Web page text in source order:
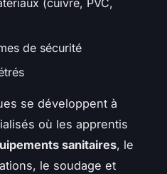
(cuivre, PVC,
de sécurité
se développent à
où les apprentis
sanitaires, le
le soudage et